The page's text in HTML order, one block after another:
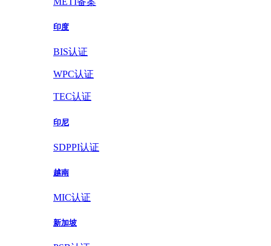
印度
BIS认证
WPC认证
TEC认证
印尼
SDPPI认证
越南
MIC认证
新加坡